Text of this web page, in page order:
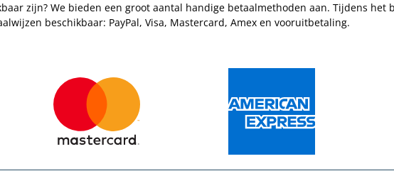
zijn? We bieden een groot aantal handige betaalmethoden aan. Tijdens het
beschikbaar: PayPal, Visa, Mastercard, Amex en vooruitbetaling.